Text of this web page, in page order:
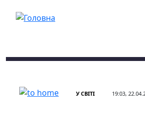
У СВІТІ 19:03,